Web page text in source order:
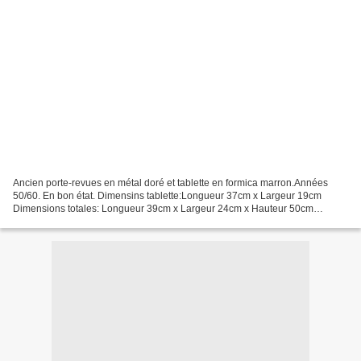
Ancien porte-revues en métal doré et tablette en formica marron.Années
50/60. En bon état. Dimensins tablette:Longueur 37cm x Largeur 19cm
Dimensions totales: Longueur 39cm x Largeur 24cm x Hauteur 50cm